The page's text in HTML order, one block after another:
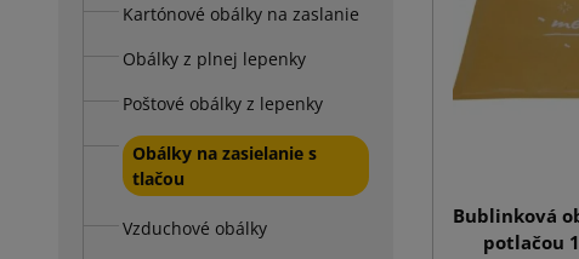
Kartónové obálky na zaslanie
Obálky z plnej lepenky
Poštové obálky z lepenky
Obálky na zasielanie s
tlačou
Vzduchové obálky
Bublinková
potlačou